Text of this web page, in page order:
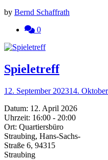
by Bernd Schaffrath
0
Spieletreff
12. September 202314.
Datum: 12. April 2026
Uhrzeit: 16:00 - 20:00
Ort: Quartiersbüro
Straubing, Hans-Sachs-
Straße 6, 94315
Straubing